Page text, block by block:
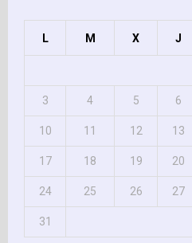
L M X J
3 4 5 6
10 11 12 13
17 18 19 20
24 25 26 27
31